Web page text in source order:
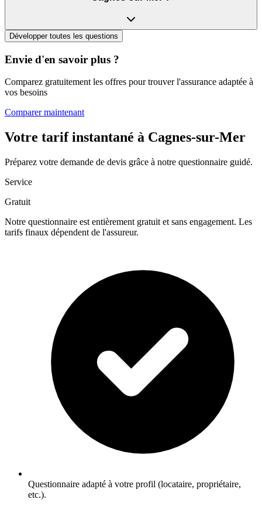
Développer toutes les questions
Envie d'en savoir plus ?
Comparez gratuitement les offres pour trouver l'assurance adaptée à
vos besoins
Comparer maintenant
Votre tarif instantané à Cagnes-sur-Mer
Préparez votre demande de devis grâce à notre questionnaire guidé.
Service
Gratuit
Notre questionnaire est entièrement gratuit et sans engagement. Les
tarifs finaux dépendent de l'assureur.
Questionnaire adapté à votre profil (locataire, propriétaire,
etc.).